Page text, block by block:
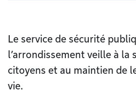
Le service de sécurité
l’arrondissement veille à la
citoyens et au maintien de
vie.